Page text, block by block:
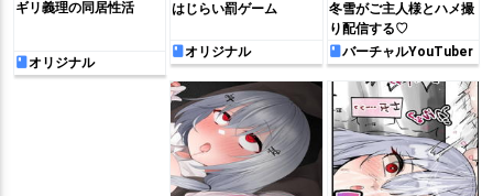
ギリ義理の同居性活
オリジナル
はじらい罰ゲーム
オリジナル
冬雪がご主人様とハメ撮
り配信する♡
バーチャルYouTuber